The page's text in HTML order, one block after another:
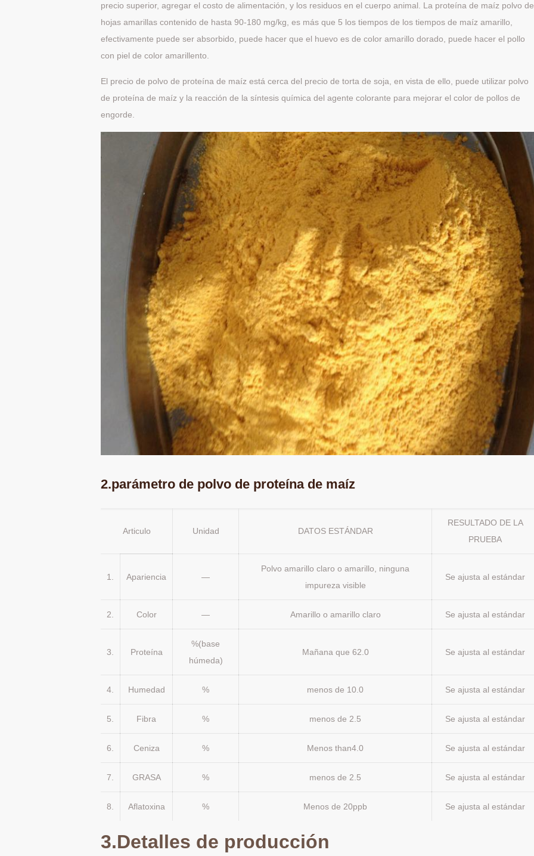
precio superior, agregar el costo de alimentación, y los residuos en el cuerpo animal. La proteína de maíz polvo de
hojas amarillas contenido de hasta 90-180 mg/kg, es más que 5 los tiempos de los tiempos de maíz amarillo,
efectivamente puede ser absorbido, puede hacer que el huevo es de color amarillo dorado, puede hacer el pollo
con piel de color amarillento.
El precio de polvo de proteína de maíz está cerca del precio de torta de soja, en vista de ello, puede utilizar polvo
de proteína de maíz y la reacción de la síntesis química del agente colorante para mejorar el color de pollos de
engorde.
2.parámetro de polvo de proteína de maíz
Articulo Unidad DATOS ESTÁNDAR
RESULTADO DE LA
PRUEBA
1. Apariencia —
Polvo amarillo claro o amarillo, ninguna
impureza visible
Se ajusta al estándar
2. Color — Amarillo o amarillo claro Se ajusta al estándar
3. Proteína
%(base
húmeda)
Mañana que 62.0 Se ajusta al estándar
4. Humedad % menos de 10.0 Se ajusta al estándar
5. Fibra % menos de 2.5 Se ajusta al estándar
6. Ceniza % Menos than4.0 Se ajusta al estándar
7. GRASA % menos de 2.5 Se ajusta al estándar
8. Aflatoxina % Menos de 20ppb Se ajusta al estándar
3.Detalles de producción